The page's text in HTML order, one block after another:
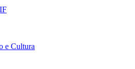
e Cultura